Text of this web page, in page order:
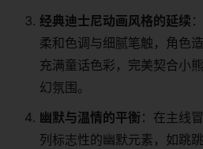
​经典迪士尼动画风格的延续​
柔和色调与细腻笔触，角色
充满童话色彩，完美契合小
幻氛围。
​幽默与温情的平衡​ ：在主线
列标志性的幽默元素，如跳